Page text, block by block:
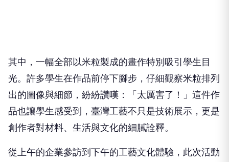
其中，一幅全部以米粒製成的畫作特別吸引學生目
光。許多學生在作品前停下腳步，仔細觀察米粒排列
出的圖像與細節，紛紛讚嘆：「太厲害了！」這件作
品也讓學生感受到，臺灣工藝不只是技術展示，更是
創作者對材料、生活與文化的細膩詮釋。
從上午的企業參訪到下午的工藝文化體驗，此次活動